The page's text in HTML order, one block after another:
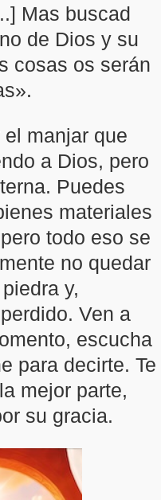
Mas buscad
de Dios y su
cosas os serán
manjar que
a Dios, pero
Puedes
materiales
todo eso se
no quedar
y,
Ven a
escucha
para decirte. Te
mejor parte,
su gracia.